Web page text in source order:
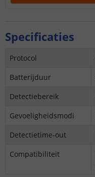
Specificaties
Protocol
Batterijduur
Detectiebereik
Gevoeligheidsmodi
Detectietime-out
Compatibiliteit